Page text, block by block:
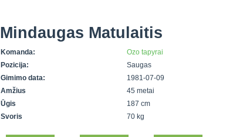
Mindaugas Matulaitis
Komanda:
Ozo tapyrai
Pozicija:
Saugas
Gimimo data:
1981-07-09
Amžius
45 metai
Ūgis
187 cm
Svoris
70 kg